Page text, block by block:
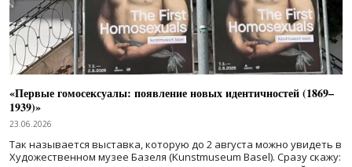
«Первые гомосексуалы: появление новых идентичностей (1869–
1939)»
23.06.2026
Так называется выставка, которую до 2 августа можно увидеть в
Художественном музее Базеля (Kunstmuseum Basel). Сразу скажу: